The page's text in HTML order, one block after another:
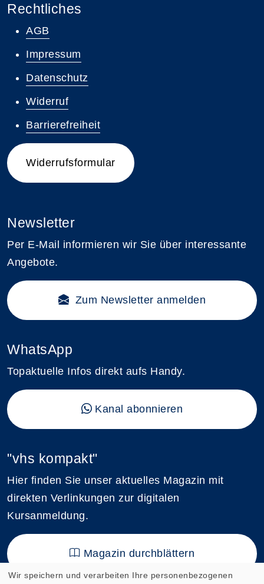
Rechtliches
AGB
Impressum
Datenschutz
Widerruf
Barrierefreiheit
Widerrufsformular
Newsletter
Per E-Mail informieren wir Sie über interessante
Angebote.
Zum Newsletter anmelden
WhatsApp
Topaktuelle Infos direkt aufs Handy.
Kanal abonnieren
"vhs kompakt"
Hier finden Sie unser aktuelles Magazin mit
direkten Verlinkungen zur digitalen
Kursanmeldung.
Magazin durchblättern
Wir speichern und verarbeiten Ihre personenbezogenen